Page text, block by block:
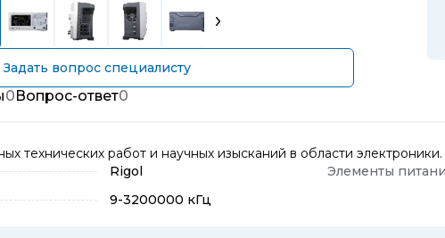
Задать вопрос специалисту
0Вопрос-ответ0
технических работ и научных изысканий в области электроники.
Rigol Элементы
9-3200000 кГц